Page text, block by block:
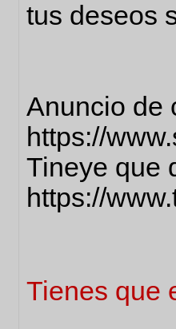
tus deseos
Anuncio de
https://
Tineye que
https://
Tienes que